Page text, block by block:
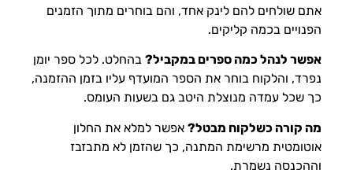
אתם שולחים להם לינק אחד, והם בוחרים מתוך הזמנים
הפנויים בכמה קליקים.
אפשר לנהל כמה ספרים במקביל? בהחלט. לכל ספר יומן
נפרד, והלקוח בוחר את הספר המועדף עליו בזמן ההזמנה,
כך שכל עמדה מנוצלת היטב גם בשעות העומס.
מה קורה כשלקוח מבטל? אפשר למלא את החלון
אוטומטית מרשימת המתנה, כך שהזמן לא מתבזבז
וההכנסה נשמרת.